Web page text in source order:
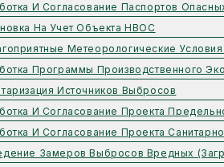
И Согласование Паспортов
На Учет Объекта НВОС
Метеорологические
Программы Производственного
Источников Выбросов
И Согласование Проекта
И Согласование Проекта
Замеров Выбросов Вредных